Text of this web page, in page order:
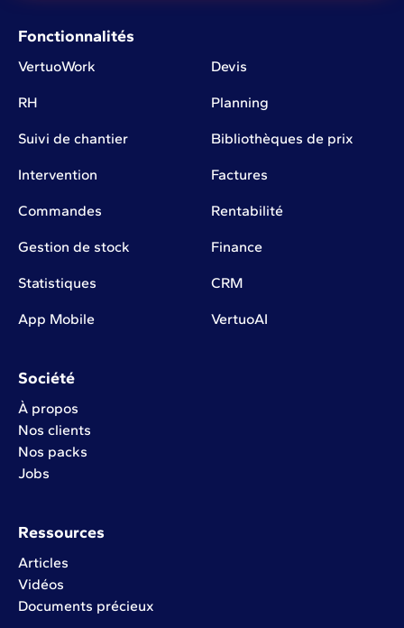
Fonctionnalités
VertuoWork Devis
RH Planning
Suivi de chantier Bibliothèques de prix
Intervention Factures
Commandes Rentabilité
Gestion de stock Finance
Statistiques CRM
App Mobile VertuoAI
Société
À propos
Nos clients
Nos packs
Jobs
Ressources
Articles
Vidéos
Documents précieux